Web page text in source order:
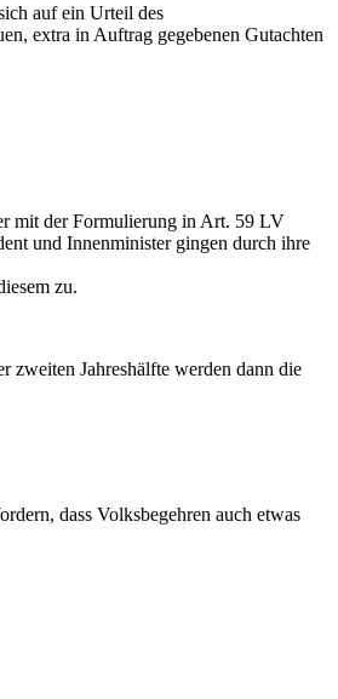
auf ein Urteil des
extra in Auftrag gegebenen Gutachten
mit der Formulierung in Art. 59 LV
und Innenminister gingen durch ihre
zu.
zweiten Jahreshälfte werden dann die
dass Volksbegehren auch etwas